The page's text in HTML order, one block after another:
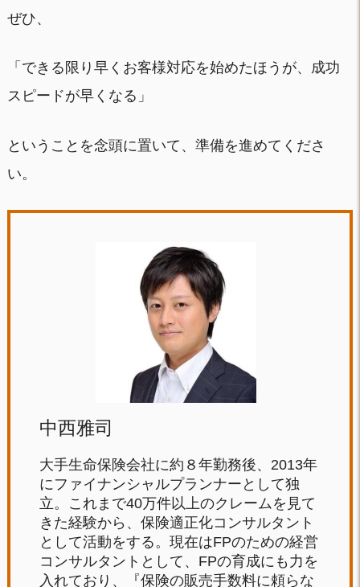
ぜひ、
「できる限り早くお客様対応を始めたほうが、成功
スピードが早くなる」
ということを念頭に置いて、準備を進めてくださ
い。
中西雅司
大手生命保険会社に約８年勤務後、2013年
にファイナンシャルプランナーとして独
立。これまで40万件以上のクレームを見て
きた経験から、保険適正化コンサルタント
として活動をする。現在はFPのための経営
コンサルタントとして、FPの育成にも力を
入れており、『保険の販売手数料に頼らな